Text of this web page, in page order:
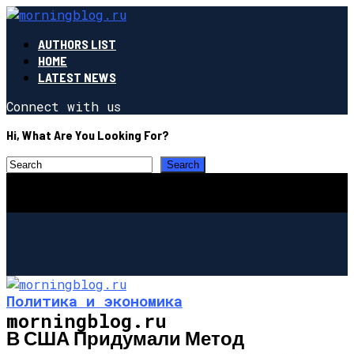
AUTHORS LIST
HOME
LATEST NEWS
Connect with us
Hi, What Are You Looking For?
morningblog.ru
Политика и экономика
В США Придумали Метод